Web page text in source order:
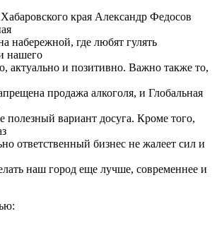
края Александр Федосов
набережной, где любят гулять
нашего
актуально и позитивно. Важно также то,
продажа алкоголя, и Глобальная
полезный вариант досуга. Кроме того,
ответственный бизнес не жалеет сил и
наш город еще лучше, современнее и